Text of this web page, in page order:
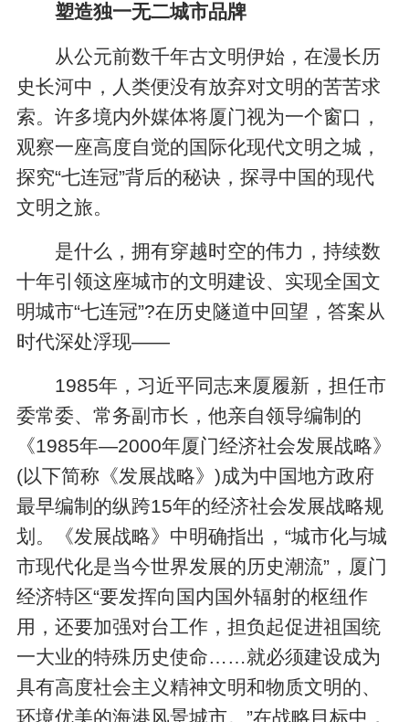
塑造独一无二城市品牌
从公元前数千年古文明伊始，在漫长历
史长河中，人类便没有放弃对文明的苦苦求
索。许多境内外媒体将厦门视为一个窗口，
观察一座高度自觉的国际化现代文明之城，
探究“七连冠”背后的秘诀，探寻中国的现代
文明之旅。
是什么，拥有穿越时空的伟力，持续数
十年引领这座城市的文明建设、实现全国文
明城市“七连冠”?在历史隧道中回望，答案从
时代深处浮现——
1985年，习近平同志来厦履新，担任市
委常委、常务副市长，他亲自领导编制的
《1985年—2000年厦门经济社会发展战略》
(以下简称《发展战略》)成为中国地方政府
最早编制的纵跨15年的经济社会发展战略规
划。《发展战略》中明确指出，“城市化与城
市现代化是当今世界发展的历史潮流”，厦门
经济特区“要发挥向国内国外辐射的枢纽作
用，还要加强对台工作，担负起促进祖国统
一大业的特殊历史使命……就必须建设成为
具有高度社会主义精神文明和物质文明的、
环境优美的海港风景城市。”在战略目标中，